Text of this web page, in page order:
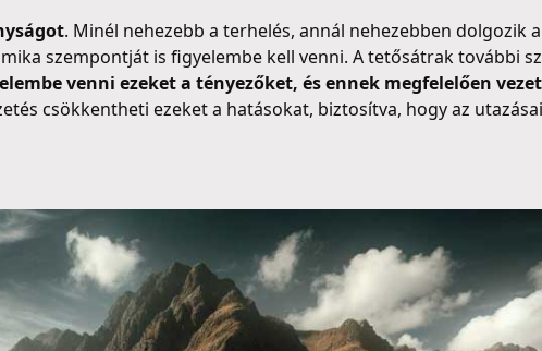
. Minél nehezebb a terhelés, annál nehezebben dolgozik
szempontját is figyelembe kell venni. A tetősátrak további
venni ezeket a tényezőket, és ennek megfelelően
csökkentheti ezeket a hatásokat, biztosítva, hogy az